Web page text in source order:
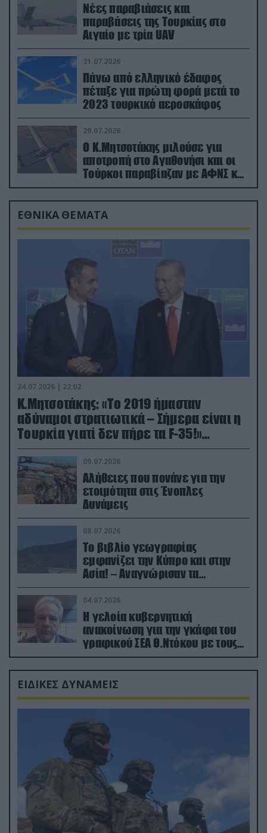
Νέες παραβιάσεις και
παραβάσεις της Τουρκίας στο
Αιγαίο με τρία UAV
31.07.2026
Πάνω από ελληνικό έδαφος
πέταξε για πρώτη φορά μετά το
2023 τουρκικό αεροσκάφος
29.07.2026
Ο Κ.Μητσοτάκης μιλούσε για
αποτροπή στο Αγαθονήσι και οι
Τούρκοι παραβίαζαν με ΑΦΝΣ και
drone
ΕΘΝΙΚΑ ΘΕΜΑΤΑ
24.07.2026 | 22:02
Κ.Μητσοτάκης: «Το 2019 ήμασταν
αδύναμοι στρατιωτικά – Σήμερα είναι η
Τουρκία γιατί δεν πήρε τα F-35!»
(βίντεο)
09.07.2026
Αλήθειες που πονάνε για την
ετοιμότητα στις Ένοπλες
Δυνάμεις
08.07.2026
Το βιβλίο γεωγραφίας
εμφανίζει την Κύπρο και στην
Ασία! – Αναγνώρισαν τα
κατεχόμενα; (φωτο)
04.07.2026
Η γελοία κυβερνητική
ανακοίνωση για την γκάφα του
γραφικού ΣΕΑ Θ.Ντόκου με τους
Ρώσους φαρσέρ
ΕΙΔΙΚΕΣ ΔΥΝΑΜΕΙΣ